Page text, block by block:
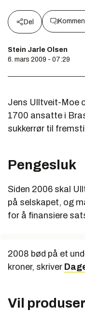
Del
Stein Jarle Olsen
6. mars 2009 - 07:29
Jens Ulltveit-Moe
1700 ansatte i
sukkerrør til
Pengesluk
Siden 2006 skal
på selskapet, og
for å finansiere
2008 bød på et
kroner, skriver
Vil